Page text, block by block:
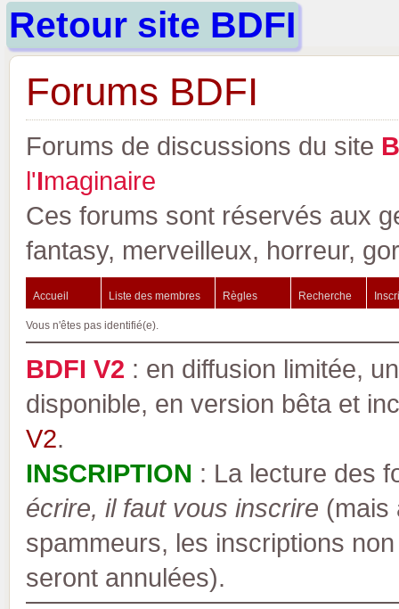
Retour site BDFI
Forums BDFI
Forums de discussions du site B
l'Imaginaire
Ces forums sont réservés aux
fantasy, merveilleux, horreur,
Accueil Liste des membres Règles Recherche
Vous n'êtes pas identifié(e).
BDFI V2 : en diffusion limitée,
disponible, en version bêta et
V2.
INSCRIPTION : La lecture des
écrire, il faut vous inscrire (mais
spammeurs, les inscriptions
seront annulées).